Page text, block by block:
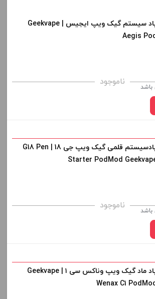
رنگ:
خرید و نمایش قیمت ، گزینه های محصول را
افزودن به سبد خرید
پاد سیستم گیک ویپ ایجیس | Geekvape
Aegis
ناموجود باشد
رنگ:
خرید و نمایش قیمت ، گزینه های محصول را
افزودن به سبد خرید
پادسیستم قلمی گیک ویپ جی 18 | G18 Pen
Starter PodMod
ناموجود باشد
رنگ:
پاد ماد گیک ویپ وناکس سی ۱ | Geekvape
Wenax C1